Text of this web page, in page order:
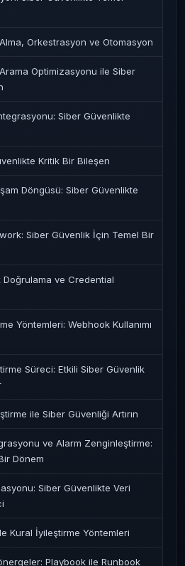
Orkestrasyon ve Otomasyon
Optimizasyonu ile Siber
Siber Güvenlikte
Kritik Bir Bileşen
Döngüsü: Siber Güvenlikte
Siber Güvenlik İçin Temel Bir
Doğrulama ve Credential
Yöntemleri: Webhook Kullanımı
Süreci: Etkili Siber Güvenlik
ile Siber Güvenliği Artırın
ve Alarm Zenginleştirme:
Dönem
Siber Güvenlikte Veri
Kural İyileştirme Yöntemleri
Playbook ile Runbook